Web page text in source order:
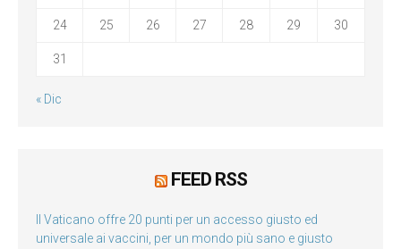
24 25 26 27 28 29 30
31
« Dic
FEED RSS
Il Vaticano offre 20 punti per un accesso giusto ed
universale ai vaccini, per un mondo più sano e giusto